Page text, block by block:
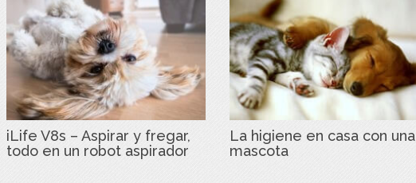
iLife V8s – Aspirar y fregar,
todo en un robot aspirador
La higiene en casa con una
mascota